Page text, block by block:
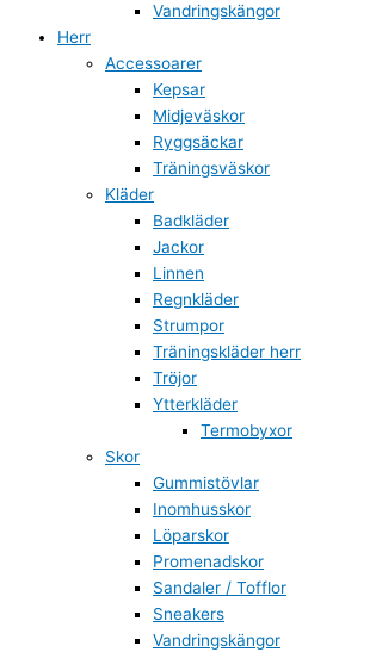
Vandringskängor
Herr
Accessoarer
Kepsar
Midjeväskor
Ryggsäckar
Träningsväskor
Kläder
Badkläder
Jackor
Linnen
Regnkläder
Strumpor
Träningskläder herr
Tröjor
Ytterkläder
Termobyxor
Skor
Gummistövlar
Inomhusskor
Löparskor
Promenadskor
Sandaler / Tofflor
Sneakers
Vandringskängor